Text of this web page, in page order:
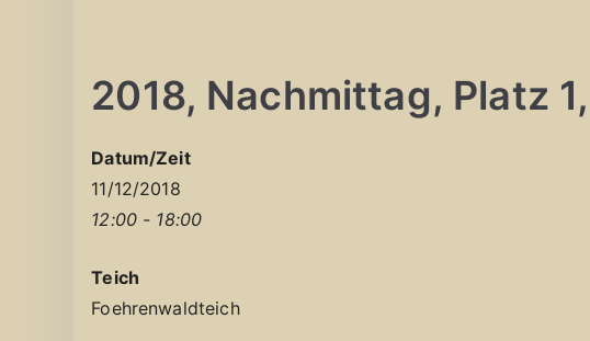
2018, Nachmittag, Platz
Datum/Zeit
11/12/2018
12:00 - 18:00
Teich
Foehrenwaldteich